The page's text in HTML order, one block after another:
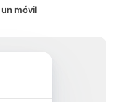
móvil